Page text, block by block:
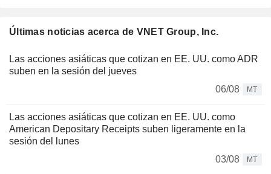
Últimas noticias acerca de VNET Group, Inc.
Las acciones asiáticas que cotizan en EE. UU. como ADR
suben en la sesión del jueves
06/08
MT
Las acciones asiáticas que cotizan en EE. UU. como
American Depositary Receipts suben ligeramente en la
sesión del lunes
03/08
MT